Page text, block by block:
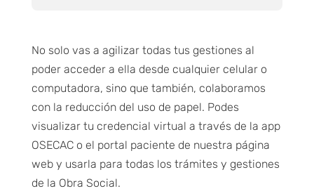
No solo vas a agilizar todas tus gestiones al
poder acceder a ella desde cualquier celular o
computadora, sino que también, colaboramos
con la reducción del uso de papel. Podes
visualizar tu credencial virtual a través de la app
OSECAC o el portal paciente de nuestra página
web y usarla para todas los trámites y gestiones
de la Obra Social.